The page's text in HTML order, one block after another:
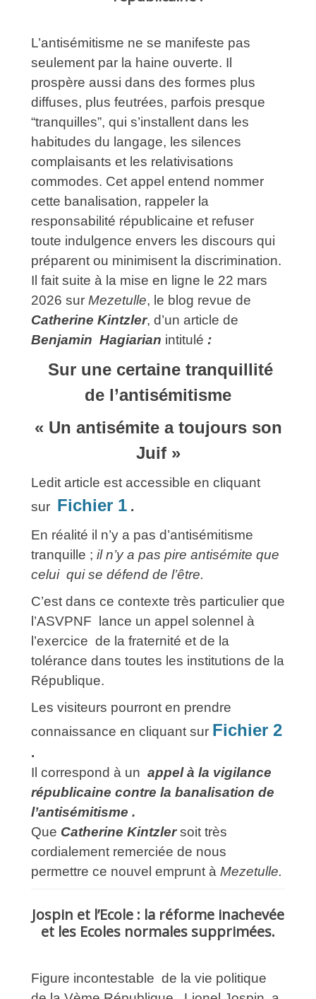
L’antisémitisme ne se manifeste pas
seulement par la haine ouverte. Il
prospère aussi dans des formes plus
diffuses, plus feutrées, parfois presque
“tranquilles”, qui s’installent dans les
habitudes du langage, les silences
complaisants et les relativisations
commodes. Cet appel entend nommer
cette banalisation, rappeler la
responsabilité républicaine et refuser
toute indulgence envers les discours qui
préparent ou minimisent la discrimination.
Il fait suite à la mise en ligne le 22 mars
2026 sur Mezetulle, le blog revue de
Catherine Kintzler, d’un article de
Benjamin Hagiarian intitulé :
Sur une certaine tranquillité
de l’antisémitisme
« Un antisémite a toujours son
Juif »
Ledit article est accessible en cliquant
sur Fichier 1 .
En réalité il n’y a pas d’antisémitisme
tranquille ; il n’y a pas pire antisémite que
celui qui se défend de l’être.
C’est dans ce contexte très particulier que
l’ASVPNF lance un appel solennel à
l’exercice de la fraternité et de la
tolérance dans toutes les institutions de la
République.
Les visiteurs pourront en prendre
connaissance en cliquant sur Fichier 2
.
Il correspond à un appel à la vigilance
républicaine contre la banalisation de
l’antisémitisme .
Que Catherine Kintzlersoit très
cordialement remerciée de nous
permettre ce nouvel emprunt à Mezetulle.
Jospin et l’Ecole : la réforme inachevée
et les Ecoles normales supprimées.
Figure incontestable de la vie politique